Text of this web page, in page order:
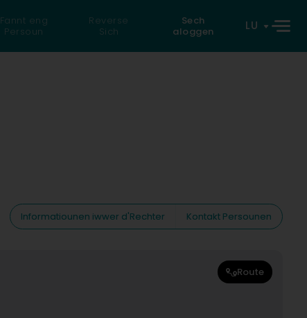
Fannt eng
Persoun
Reverse
Sich
Sech
aloggen
LU
Informatiounen iwwer d'Rechter
Kontakt Persounen
Route